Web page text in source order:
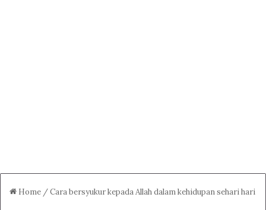
Home /Cara bersyukur kepada Allah dalam kehidupan sehari hari